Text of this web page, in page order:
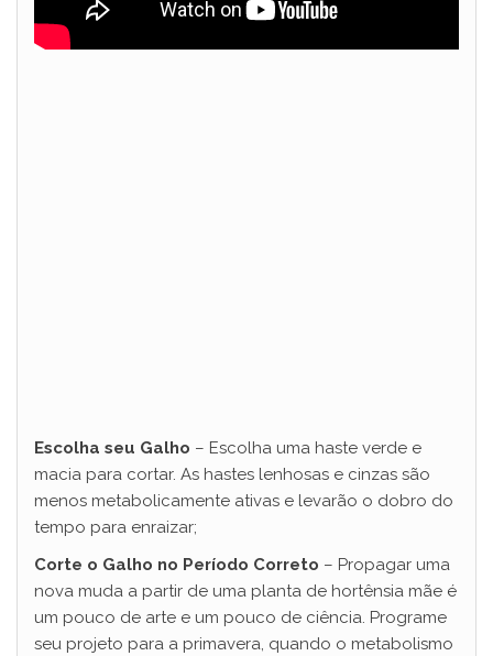
Escolha seu Galho – Escolha uma haste verde e
macia para cortar. As hastes lenhosas e cinzas são
menos metabolicamente ativas e levarão o dobro do
tempo para enraizar;
Corte o Galho no Período Correto – Propagar uma
nova muda a partir de uma planta de hortênsia mãe é
um pouco de arte e um pouco de ciência. Programe
seu projeto para a primavera, quando o metabolismo